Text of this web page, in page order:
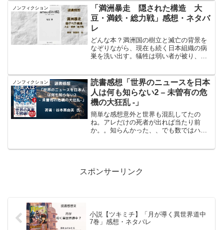
ノンフィクション
「満洲暴走 隠された構造 大
豆・満鉄・総力戦」感想・ネタバ
レ
どんな本？満洲国の樹立と滅亡の背景を
なぞりながら、現在も続く日本組織の病
巣を洗い出す。犠牲は弱い者が被り、企
過ちを繰り返して、、読んだ本のタイト
ル満洲暴走 隠された構造...
ノンフィクション
読書感想「世界のニュースを日本
人は何も知らない2 – 未曽有の危
機の大狂乱 -」
簡単な感想意外と世界も混乱してたの
ね。アレだけの死者が出れば当たり前
か。。知らんかった、、でも数ではハッ
スポンサーリンク
小説【ツキミチ】「月が導く異世界道中
7巻」感想・ネタバレ